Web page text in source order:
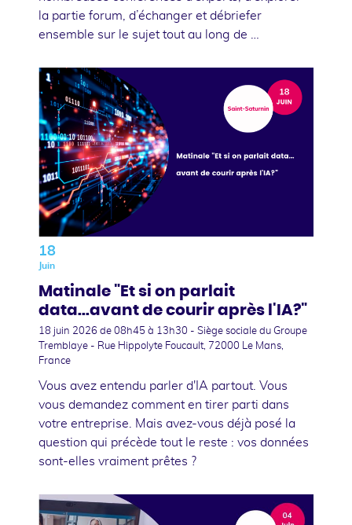
la partie forum, d’échanger et débriefer
ensemble sur le sujet tout au long de …
18
Juin
Matinale "Et si on parlait
data...avant de courir après l'IA?"
18 juin 2026 de 08h45 à 13h30 - Siège sociale du Groupe
Tremblaye - Rue Hippolyte Foucault, 72000 Le Mans,
France
Vous avez entendu parler d'IA partout. Vous
vous demandez comment en tirer parti dans
votre entreprise. Mais avez-vous déjà posé la
question qui précède tout le reste : vos données
sont-elles vraiment prêtes ?